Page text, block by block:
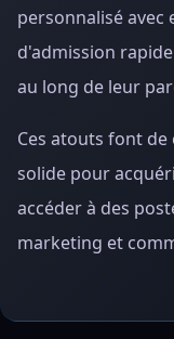
personnalisé
d'admission
au long de leur
Ces atouts font
solide pour
accéder à des
marketing et